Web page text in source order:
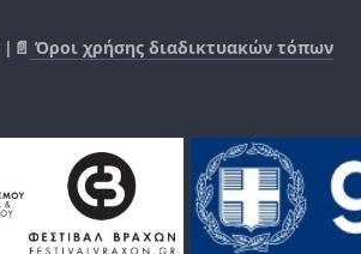
|📄 Όροι χρήσης διαδικτυακών τόπων